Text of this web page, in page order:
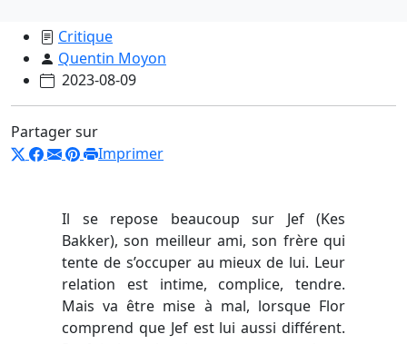
Critique
Quentin Moyon
2023-08-09
Partager sur
Imprimer
Il se repose beaucoup sur Jef (Kes
Bakker), son meilleur ami, son frère qui
tente de s’occuper au mieux de lui. Leur
relation est intime, complice, tendre.
Mais va être mise à mal, lorsque Flor
comprend que Jef est lui aussi différent.